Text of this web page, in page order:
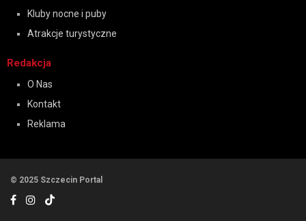
Kluby nocne i puby
Atrakcje turystyczne
Redakcja
O Nas
Kontakt
Reklama
© 2025 Szczecin Portal